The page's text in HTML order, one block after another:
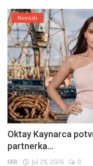
Novosti
Oktay Kaynarca
partnerka...
Milt Jul 29, 2026 0